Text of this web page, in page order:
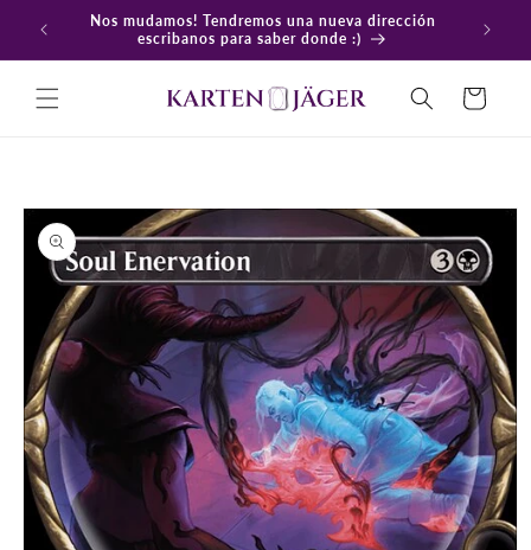
directamenteNos mudamos! Tendremos una nueva dirección
escribanos para saber donde :)
Carrito
directamente
a la
información
del producto